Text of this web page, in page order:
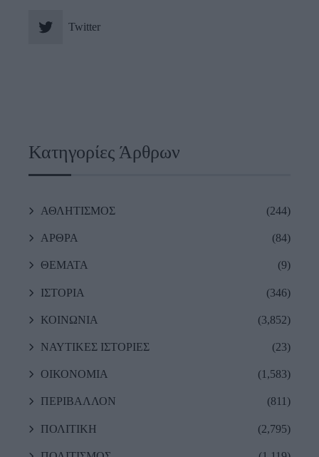
Twitter
Κατηγορίες Άρθρων
ΑΘΛΗΤΙΣΜΟΣ (244)
ΑΡΘΡΑ (84)
ΘΕΜΑΤΑ (9)
ΙΣΤΟΡΙΑ (346)
ΚΟΙΝΩΝΙΑ (3,852)
ΝΑΥΤΙΚΕΣ ΙΣΤΟΡΙΕΣ (23)
ΟΙΚΟΝΟΜΙΑ (1,583)
ΠΕΡΙΒΑΛΛΟΝ (811)
ΠΟΛΙΤΙΚΗ (2,795)